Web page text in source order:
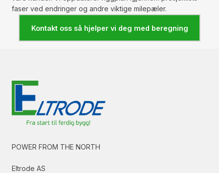
faser ved endringer og andre viktige milepæler.
Kontakt oss så hjelper vi deg med beregning
POWER FROM THE NORTH
Eltrode AS